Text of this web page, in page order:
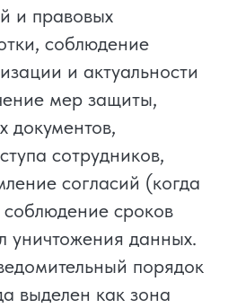
и правовых
соблюдение
и актуальности
мер защиты,
документов,
сотрудников,
согласий (когда
сроков
уничтожения данных.
порядок
выделен как зона